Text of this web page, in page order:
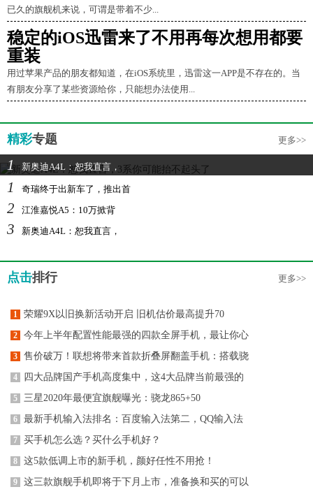
已久的旗舰机来说，可谓是带着不少...
稳定的iOS迅雷来了不用再每次想用都要
重装
用过苹果产品的朋友都知道，在iOS系统里，迅雷这一APP是不存在的。当
有朋友分享了某些资源给你，只能想办法使用...
精彩专题 更多>>
1 新奥迪A4L：恕我直言，
1 奇瑞终于出新车了，推出首
2 江淮嘉悦A5：10万掀背
3 新奥迪A4L：恕我直言，
点击排行 更多>>
1 荣耀9X以旧换新活动开启 旧机估价最高提升70
2 今年上半年配置性能最强的四款全屏手机，最让你心
3 售价破万！联想将带来首款折叠屏翻盖手机：搭载骁
4 四大品牌国产手机高度集中，这4大品牌当前最强的
5 三星2020年最便宜旗舰曝光：骁龙865+50
6 最新手机输入法排名：百度输入法第二，QQ输入法
7 买手机怎么选？买什么手机好？
8 这5款低调上市的新手机，颜好任性不用抢！
9 这三款旗舰手机即将于下月上市，准备换和买的可以